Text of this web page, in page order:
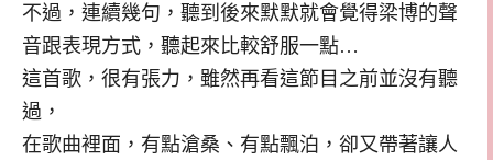
不過，連續幾句，聽到後來默默就會覺得梁博的聲
音跟表現方式，聽起來比較舒服一點…
這首歌，很有張力，雖然再看這節目之前並沒有聽
過，
在歌曲裡面，有點滄桑、有點飄泊，卻又帶著讓人